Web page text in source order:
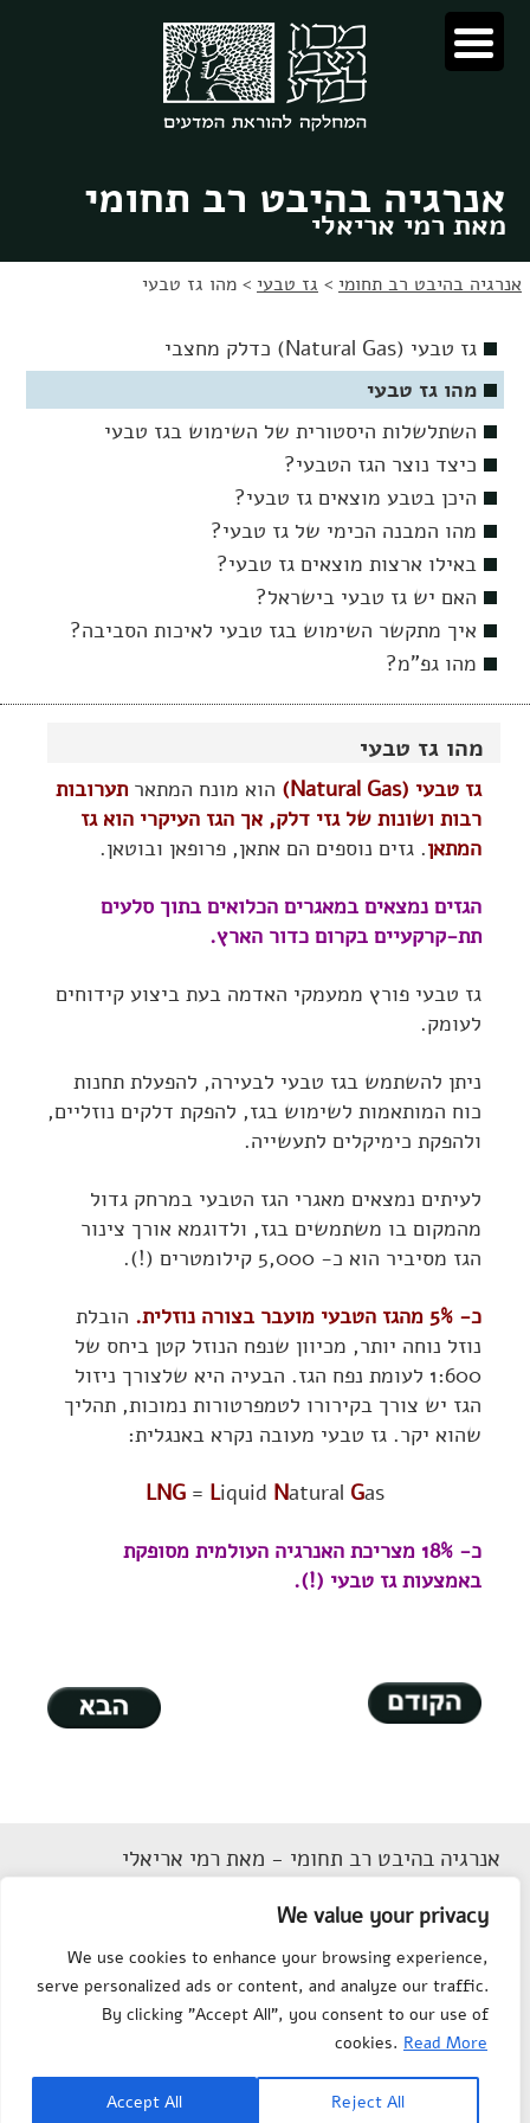
We value your privacy
We use cookies to enhance your browsing experience,
serve personalized ads or content, and analyze our traffic.
By clicking "Accept All", you consent to our use of
cookies. Read More
Reject All
Accept All
לתוכן
לניווט
אנרגיה בהיבט רב תחומי
מאת רמי אריאלי
אנרגיה בהיבט רב תחומי > גז טבעי > מהו גז טבעי
מהו גז טבעי
גז טבעי (Natural Gas) הוא מונח המתאר תערובות
רבות ושונות של גזי דלק, אך הגז העיקרי הוא גז
המתאן. גזים נוספים הם אתאן, פרופאן ובוטאן.
הגזים נמצאים במאגרים הכלואים בתוך סלעים
תת-קרקעיים בקרום כדור הארץ.
גז טבעי פורץ ממעמקי האדמה בעת ביצוע קידוחים
לעומק.
ניתן להשתמש בגז טבעי לבעירה, להפעלת תחנות
כוח המותאמות לשימוש בגז, להפקת דלקים נוזליים,
ולהפקת כימיקלים לתעשייה.
לעיתים נמצאים מאגרי הגז הטבעי במרחק גדול
מהמקום בו משתמשים בגז, ולדוגמא אורך צינור
הגז מסיביר הוא כ- 5,000 קילומטרים (!).
כ- 5% מהגז הטבעי מועבר בצורה נוזלית.
הובלת
נוזל נוחה יותר, מכיוון שנפח הנוזל קטן ביחס של
1:600 לעומת נפח הגז. הבעיה היא שלצורך ניזול
הגז יש צורך בקירורו לטמפרטורות נמוכות, תהליך
שהוא יקר. גז טבעי מעובה נקרא באנגלית:
LNG= Liquid Natural Gas
כ- 18% מצריכת האנרגיה העולמית מסופקת
באמצעות גז טבעי (!).
גז טבעי (Natural Gas) כדלק מחצבי
מהו גז טבעי
השתלשלות היסטורית של השימוש בגז טבעי
כיצד נוצר הגז הטבעי?
היכן בטבע מוצאים גז טבעי?
מהו המבנה הכימי של גז טבעי?
באילו ארצות מוצאים גז טבעי?
האם יש גז טבעי בישראל?
איך מתקשר השימוש בגז טבעי לאיכות הסביבה?
מהו גפ"מ?
אנרגיה בהיבט רב תחומי - מאת רמי אריאלי
הצהרת נגישות
מפת אתר
צור קשר
Department of Science